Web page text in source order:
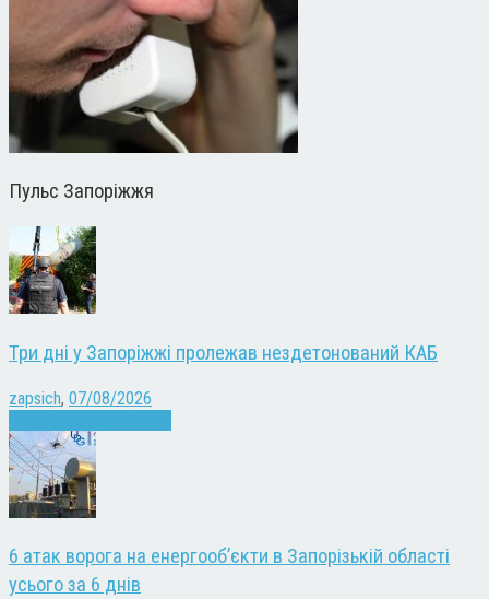
Пульс Запоріжжя
Три дні у Запоріжжі пролежав нездетонований КАБ
zapsich, 07/08/2026
6 атак ворога на енергооб’єкти в Запорізькій області
усього за 6 днів